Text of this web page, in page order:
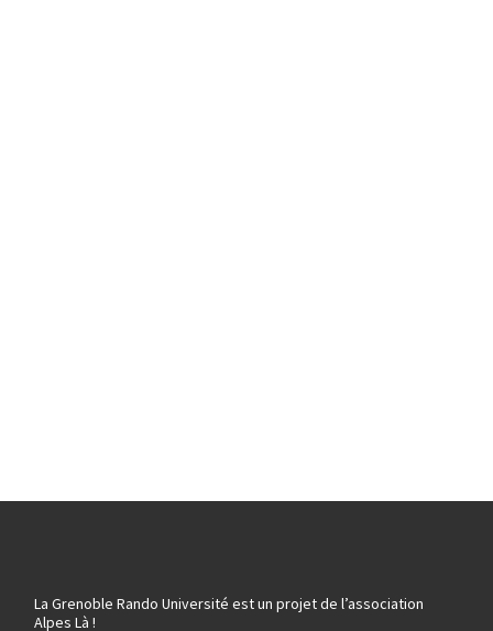
La Grenoble Rando Université est un projet de l’association
Alpes Là !